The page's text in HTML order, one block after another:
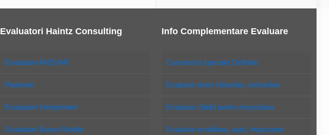
Evaluatori Haintz Consulting
Evaluatori ANEVAR
Parteneri
Evaluatori Intreprinderi
Evaluatori Bunuri Mobile
Info Complementare Evaluare
Constructii speciale Definitie
Evaluare teren intravilan, extravilan
Evaluare clădiri pentru impozitare
Evaluare imobiliara, auto, impozitare